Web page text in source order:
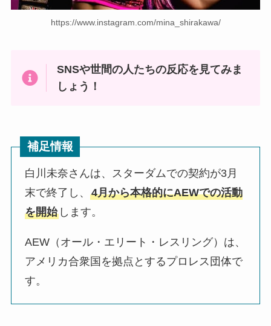
https://www.instagram.com/mina_shirakawa/
SNSや世間の人たちの反応を見てみま
しょう！
補足情報
白川未奈さんは、スターダムでの契約が3月
末で終了し、4月から本格的にAEWでの活動
を開始 します。
AEW（オール・エリート・レスリング）は、
アメリカ合衆国を拠点とするプロレス団体で
す。